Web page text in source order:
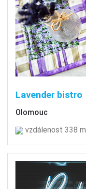
Lavender bistro
Olomouc
vzdálenost 338 m